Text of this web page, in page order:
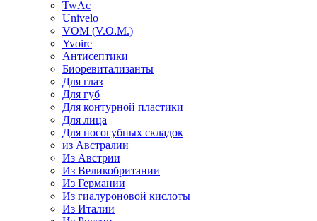
TwAc
Univelo
VOM (V.O.M.)
Yvoire
Антисептики
Биоревитализанты
Для глаз
Для губ
Для контурной пластики
Для лица
Для носогубных складок
из Австралии
Из Австрии
Из Великобритании
Из Германии
Из гиалуроновой кислоты
Из Италии